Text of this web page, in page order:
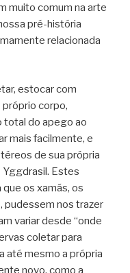
muito comum na arte
pré-história
relacionada
estocar com
corpo,
total do apego ao
mais facilmente, e
de sua própria
Yggdrasil. Estes
os xamãs, os
pudessem nos trazer
variar desde “onde
coletar para
até mesmo a própria
novo, como a